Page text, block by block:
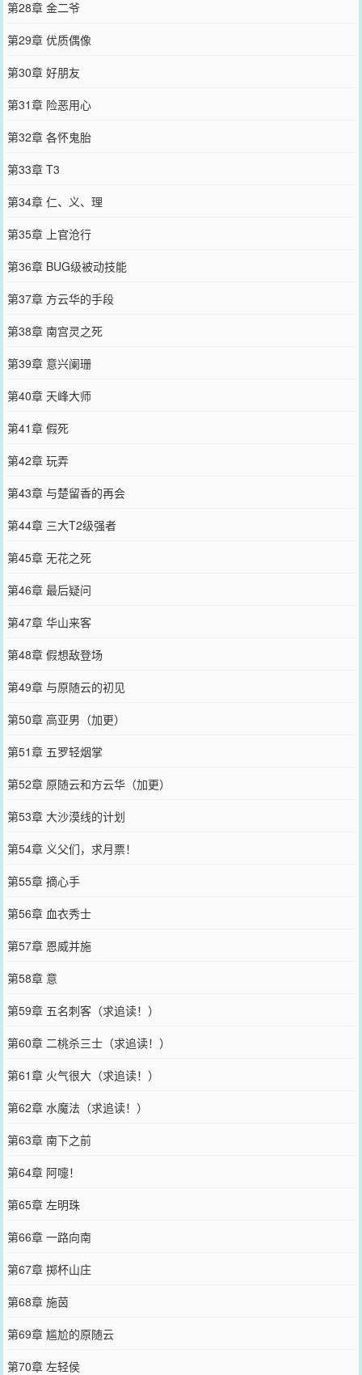
第28章 金二爷
第29章 优质偶像
第30章 好朋友
第31章 险恶用心
第32章 各怀鬼胎
第33章 T3
第34章 仁、义、理
第35章 上官沧行
第36章 BUG级被动技能
第37章 方云华的手段
第38章 南宫灵之死
第39章 意兴阑珊
第40章 天峰大师
第41章 假死
第42章 玩弄
第43章 与楚留香的再会
第44章 三大T2级强者
第45章 无花之死
第46章 最后疑问
第47章 华山来客
第48章 假想敌登场
第49章 与原随云的初见
第50章 高亚男（加更）
第51章 五罗轻烟掌
第52章 原随云和方云华（加更）
第53章 大沙漠线的计划
第54章 义父们，求月票！
第55章 摘心手
第56章 血衣秀士
第57章 恩威并施
第58章 意
第59章 五名刺客（求追读！）
第60章 二桃杀三士（求追读！）
第61章 火气很大（求追读！）
第62章 水魔法（求追读！）
第63章 南下之前
第64章 阿嚏！
第65章 左明珠
第66章 一路向南
第67章 掷杯山庄
第68章 施茵
第69章 尴尬的原随云
第70章 左轻侯